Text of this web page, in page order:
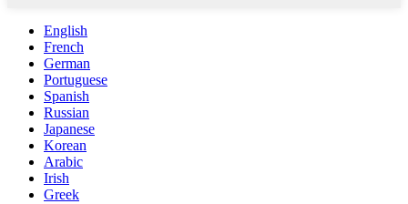
English
French
German
Portuguese
Spanish
Russian
Japanese
Korean
Arabic
Irish
Greek